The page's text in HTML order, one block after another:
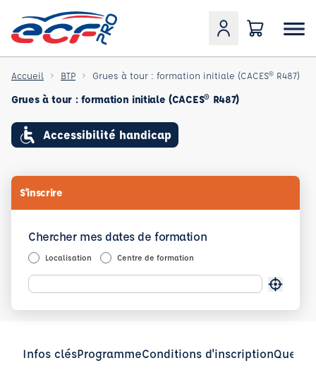
Accueil BTP Grues à tour : formation initiale (CACES® R487)
Grues à tour : formation initiale (CACES® R487)
Accessibilité handicap
S'inscrire
Chercher mes dates de formation
Localisation Centre de formation
Infos clésProgrammeConditions d'inscription